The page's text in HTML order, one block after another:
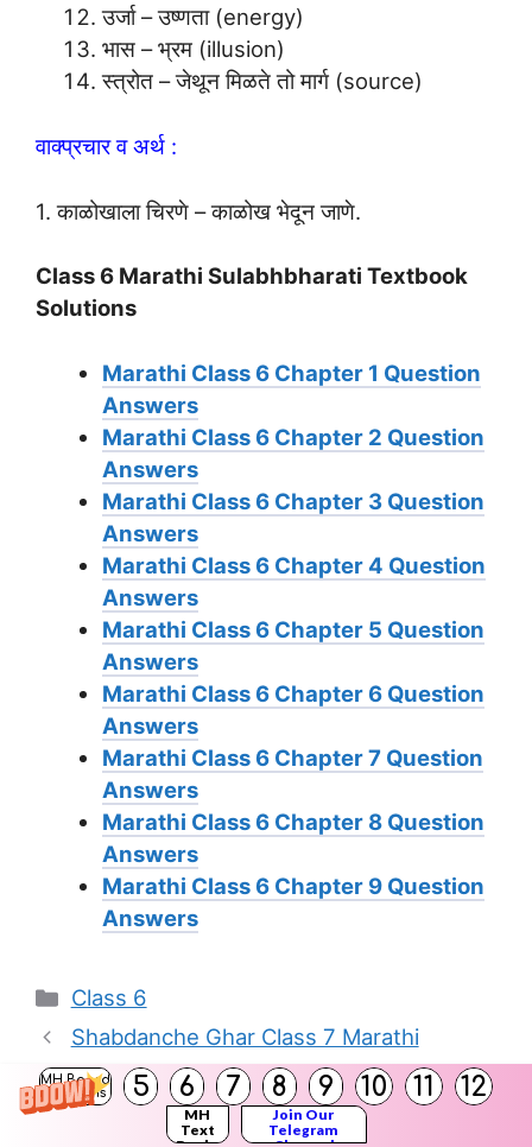
MH Board
Solutions
5 6 7 8 9 10 11 12
MH
Text
Join Our
Telegram
उर्जा – उष्णता (energy)
भास – भ्रम (illusion)
स्त्रोत – जेथून मिळते तो मार्ग (source)
वाक्प्रचार व अर्थ :
1. काळोखाला चिरणे – काळोख भेदून जाणे.
Class 6 Marathi Sulabhbharati Textbook
Solutions
Marathi Class 6 Chapter 1 Question
Answers
Marathi Class 6 Chapter 2 Question
Answers
Marathi Class 6 Chapter 3 Question
Answers
Marathi Class 6 Chapter 4 Question
Answers
Marathi Class 6 Chapter 5 Question
Answers
Marathi Class 6 Chapter 6 Question
Answers
Marathi Class 6 Chapter 7 Question
Answers
Marathi Class 6 Chapter 8 Question
Answers
Marathi Class 6 Chapter 9 Question
Answers
Categories
Class 6
Shabdanche Ghar Class 7 Marathi
Chapter 8 Question Answer Maharashtra
Board